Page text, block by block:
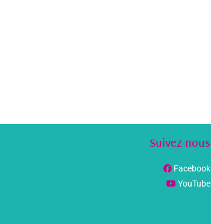
Suivez-nous
Facebook
YouTube